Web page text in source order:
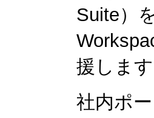
Suite）
援しま
社内ポ